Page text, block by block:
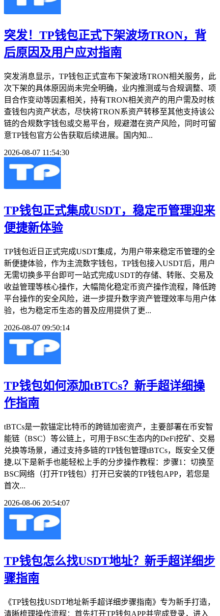
突发！TP钱包正式下架波场TRON，背
后原因及用户应对指南
突发消息显示，TP钱包正式宣布下架波场TRON相关服务，此
次下架的具体原因尚未完全明确，业内推测或与合规调整、项
目合作变动等因素相关，持有TRON相关资产的用户需及时核
查钱包内资产状态，尽快将TRON系资产转移至其他支持该公
链的合规数字钱包或交易平台，规避潜在资产风险，同时可留
意TP钱包官方公告获取后续进展。国内知...
2026-08-07 11:54:30
TP钱包正式集成USDT，稳定币管理迎来
便捷新体验
TP钱包近日正式完成USDT集成，为用户带来稳定币管理的全
新便捷体验，作为主流数字钱包，TP钱包接入USDT后，用户
无需切换多平台即可一站式完成USDT的存储、转账、交易及
收益管理等核心操作，大幅简化稳定币资产操作流程，降低跨
平台操作的安全风险，进一步提升数字资产管理效率与用户体
验，也为稳定币生态的普及应用提供了更...
2026-08-07 09:50:14
TP钱包如何添加tBTCs？新手超详细操
作指南
tBTCs是一款锚定比特币的跨链加密资产，主要部署在币安智
能链（BSC）等公链上，可用于BSC生态内的DeFi挖矿、交易
兑换等场景，通过支持多链的TP钱包管理tBTCs，既安全又便
捷,以下是新手也能轻松上手的分步操作教程：步骤1：切换至
BSC网络（打开TP钱包）打开已安装的TP钱包APP，若您是
首次...
2026-08-06 20:54:07
TP钱包怎么找USDT地址？新手超详细步
骤指南
《TP钱包找USDT地址新手超详细步骤指南》专为新手打造，
清晰梳理操作流程：首先打开TP钱包APP并完成登录，进入